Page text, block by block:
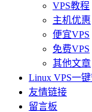
VPS教程
主机优惠
便宜VPS
免费VPS
其他文章
Linux VPS一
友情链接
留言板